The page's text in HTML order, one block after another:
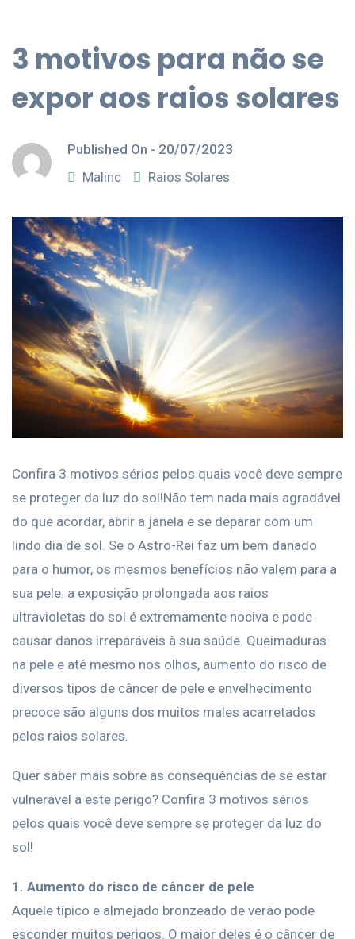
3 motivos para não se
expor aos raios solares
Published On - 20/07/2023
Malinc
Raios Solares
Confira 3 motivos sérios pelos quais você deve sempre
se proteger da luz do sol!Não tem nada mais agradável
do que acordar, abrir a janela e se deparar com um
lindo dia de sol. Se o Astro-Rei faz um bem danado
para o humor, os mesmos benefícios não valem para a
sua pele: a exposição prolongada aos raios
ultravioletas do sol é extremamente nociva e pode
causar danos irreparáveis à sua saúde. Queimaduras
na pele e até mesmo nos olhos, aumento do risco de
diversos tipos de câncer de pele e envelhecimento
precoce são alguns dos muitos males acarretados
pelos raios solares.
Quer saber mais sobre as consequências de se estar
vulnerável a este perigo? Confira 3 motivos sérios
pelos quais você deve sempre se proteger da luz do
sol!
1. Aumento do risco de câncer de pele
Aquele típico e almejado bronzeado de verão pode
esconder muitos perigos. O maior deles é o câncer de